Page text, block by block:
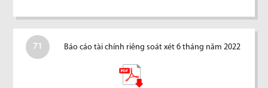
71 Báo cáo tài chính riêng soát xét 6 tháng năm 2022